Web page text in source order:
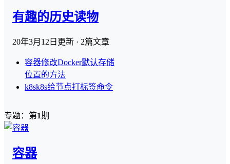
有趣的历史读物
20年3月12日 更新 · 2篇文章
容器修改Docker默认存储
位置的方法
k8sk8s给节点打标签命令
专题：第1期
容器